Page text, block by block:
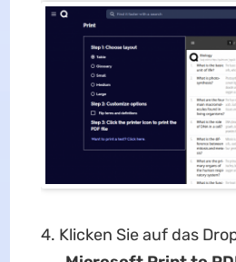
Klicken Sie auf das